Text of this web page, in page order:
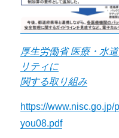
厚生労働省 医療・水
リティに
関する取り組み
https://
you08.pdf